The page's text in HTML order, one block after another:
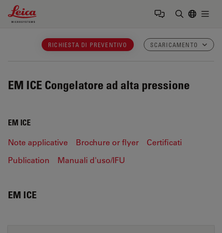
Leica Microsystems Logo
RICHIESTA DI PREVENTIVO SCARICAMENTO
EM ICE Congelatore ad alta pressione
EM ICE
Note applicative Brochure or flyer
Certificati
Publication
Manuali d'uso/IFU
EM ICE